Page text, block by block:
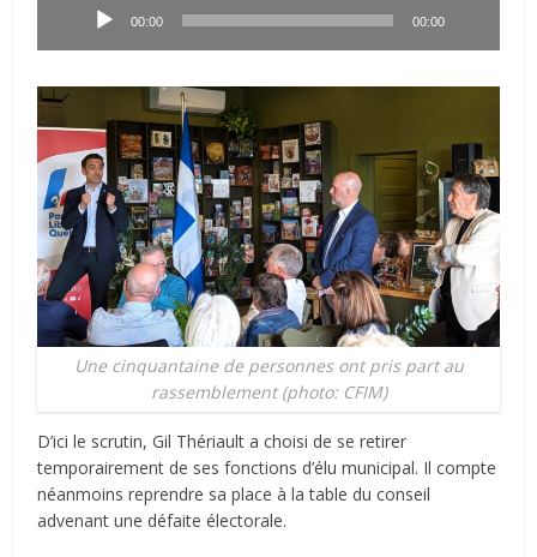
00:00 00:00
Une cinquantaine de personnes ont pris part au
rassemblement (photo: CFIM)
D’ici le scrutin, Gil Thériault a choisi de se retirer
temporairement de ses fonctions d’élu municipal. Il compte
néanmoins reprendre sa place à la table du conseil
advenant une défaite électorale.